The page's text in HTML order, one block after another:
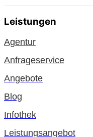
Leistungen
Agentur
Anfrageservice
Angebote
Blog
Infothek
Leistungsangebot